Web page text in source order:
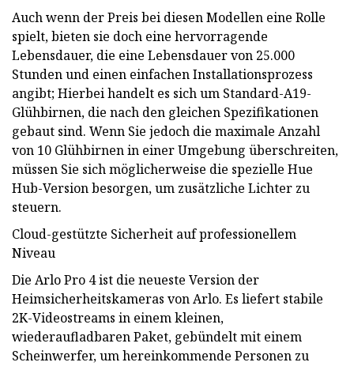
Auch wenn der Preis bei diesen Modellen eine Rolle
spielt, bieten sie doch eine hervorragende
Lebensdauer, die eine Lebensdauer von 25.000
Stunden und einen einfachen Installationsprozess
angibt; Hierbei handelt es sich um Standard-A19-
Glühbirnen, die nach den gleichen Spezifikationen
gebaut sind. Wenn Sie jedoch die maximale Anzahl
von 10 Glühbirnen in einer Umgebung überschreiten,
müssen Sie sich möglicherweise die spezielle Hue
Hub-Version besorgen, um zusätzliche Lichter zu
steuern.
Cloud-gestützte Sicherheit auf professionellem
Niveau
Die Arlo Pro 4 ist die neueste Version der
Heimsicherheitskameras von Arlo. Es liefert stabile
2K-Videostreams in einem kleinen,
wiederaufladbaren Paket, gebündelt mit einem
Scheinwerfer, um hereinkommende Personen zu